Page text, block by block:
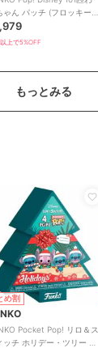
ゃん パッチ (フロッキー)
ズニー
上で5%OFF
もっとみる
め割
Pocket Pop! リロ＆ス
ッチ ホリデー・ツリー 4